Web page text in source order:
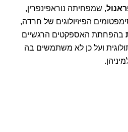
, שמפחיתה נוראפינפרין,
הפיזיולוגים של חרדה,
בהפחתת האספקטים הרגשיים
ועל כן לא משתמשים בה